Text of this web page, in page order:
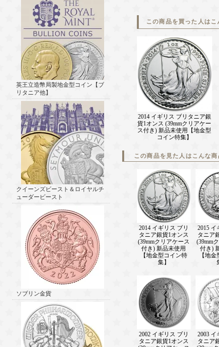
英王立造幣局製地金型コイン【ブ
リタニア他】
クイーンズビースト＆ロイヤルチ
ューダービースト
ソブリン金貨
この商品を買った人は
2014 イギリス ブリタニア銀
貨1オンス (39mmクリアケー
ス付き) 新品未使用【地金型
コイン特集】
この商品を見た人はこんな
2014 イギリス ブリ
タニア銀貨1オンス
(39mmクリアケース
付き) 新品未使用
【地金型コイン特
集】
2015 イ
タニア
(39mm
付き)
【地
2002 イギリス ブリ
タニア銀貨1オンス
2003 イ
タニア